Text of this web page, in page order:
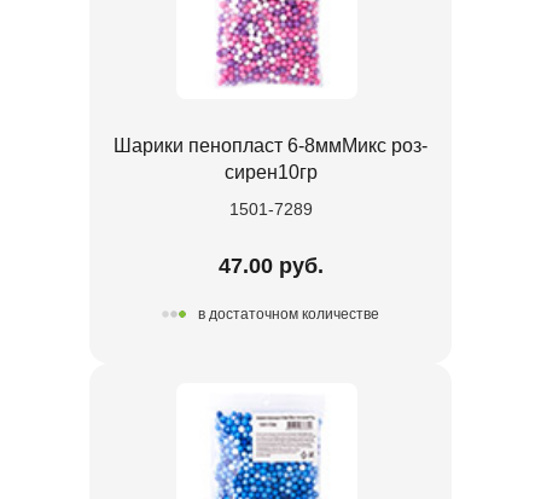
Шарики пенопласт 6-8ммМикс роз-
сирен10гр
1501-7289
47.00 руб.
в достаточном количестве